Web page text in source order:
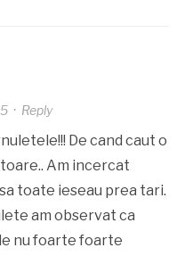
· Reply
De cand caut o
Am incercat
toate ieseau prea tari.
am observat ca
nu foarte foarte